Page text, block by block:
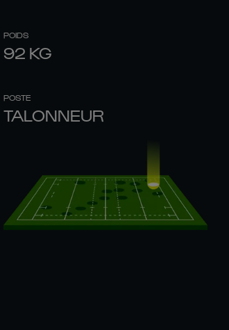
POIDS
92 KG
POSTE
TALONNEUR